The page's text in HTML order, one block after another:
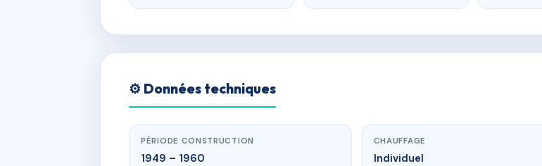
⚙️ Données techniques
PÉRIODE CONSTRUCTION
1949 – 1960
CHAUFFAGE
Individuel